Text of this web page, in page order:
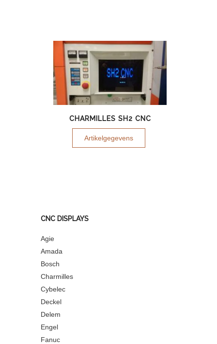
CHARMILLES SH2 CNC
Artikelgegevens
CNC DISPLAYS
Agie
Amada
Bosch
Charmilles
Cybelec
Deckel
Delem
Engel
Fanuc